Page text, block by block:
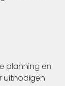
planning en
uitnodigen